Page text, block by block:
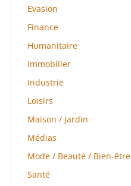
Evasion
Finance
Humanitaire
Immobilier
Industrie
Loisirs
Maison / Jardin
Médias
Mode / Beauté / Bien-être
Santé